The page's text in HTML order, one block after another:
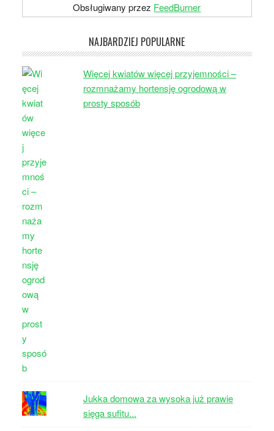
Obsługiwany przez FeedBurner
NAJBARDZIEJ POPULARNE
Więcej kwiatów więcej przyjemności –
rozmnażamy hortensję ogrodową w
prosty sposób
Jukka domowa za wysoka już prawie
sięga sufitu...